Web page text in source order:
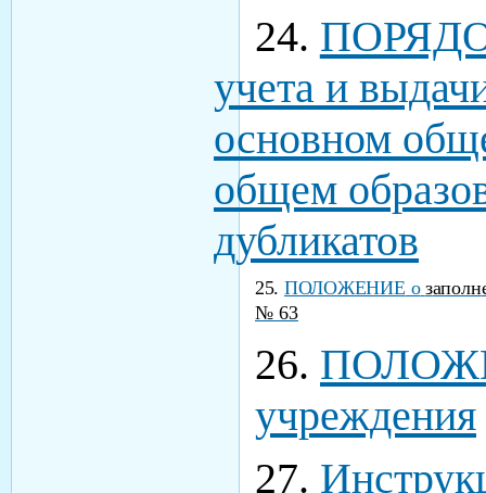
24.
учета и
основном
общем
дубликатов
25. ПОЛОЖЕНИЕ о заполн
№ 63
26.
учреждения
27.